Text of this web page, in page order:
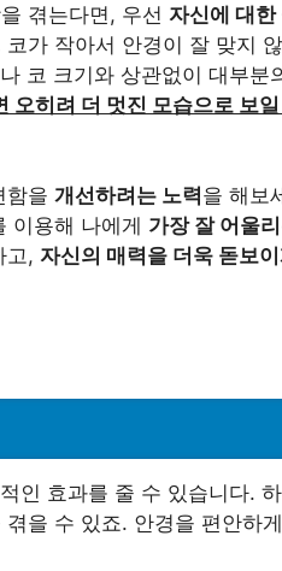
겪는다면, 우선 자신에 대한
가 작아서 안경이 잘 맞지
코 크기와 상관없이 대부분
오히려 더 멋진 모습으로 보
함을 개선하려는 노력을 해보
이용해 나에게 가장 잘 어울
고, 자신의 매력을 더욱 돋보
인 효과를 줄 수 있습니다.
겪을 수 있죠. 안경을 편안하